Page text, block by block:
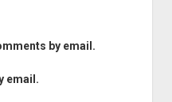
by email.
email.